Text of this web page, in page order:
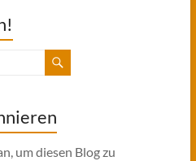
um diesen Blog zu